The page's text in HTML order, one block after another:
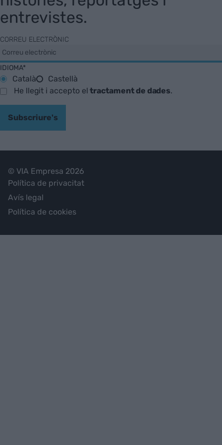
entrevistes.
CORREU ELECTRÒNIC
IDIOMA*
Català
Castellà
He llegit i accepto eltractament de dades.
Subscriure's
© VIA Empresa 2026
Política de privacitat
Avís legal
Política de cookies